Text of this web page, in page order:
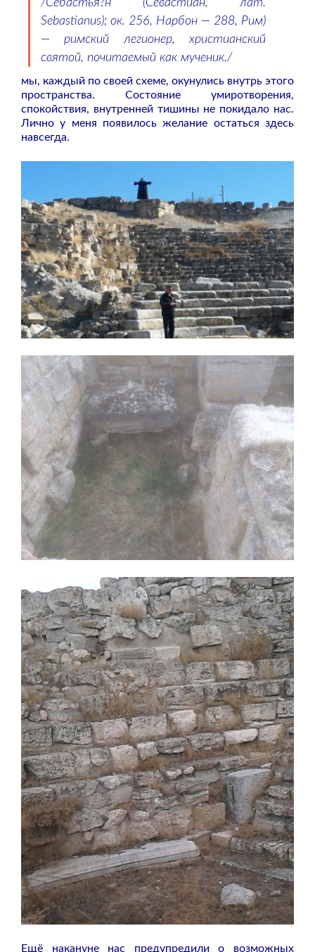
/Себастья?н (Севастиан, лат.
Sebastianus); ок. 256, Нарбон — 288, Рим)
— римский легионер, христианский
святой, почитаемый как мученик./
мы, каждый по своей схеме, окунулись внутрь этого
пространства. Состояние умиротворения,
спокойствия, внутренней тишины не покидало нас.
Лично у меня появилось желание остаться здесь
навсегда.
Ещё накануне нас предупредили о возможных